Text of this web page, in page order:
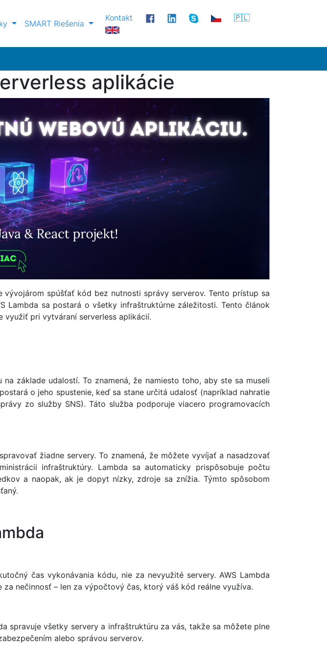
SMART Riešenia
Kontakt 🇵🇱
aplikácie
spúšťať kód bez nutnosti správy serverov. Tento prístup sa
Lambda sa postará o všetky infraštruktúrne záležitosti. Tento článok
využiť pri vytváraní serverless aplikácií.
základe udalostí. To znamená, že namiesto toho, aby ste sa museli
o jeho spustenie, keď sa stane určitá udalosť (napríklad nahratie
zo služby SNS). Táto služba podporuje viacero programovacích
žiadne servery. To znamená, že môžete vyvíjať a nasadzovať
infraštruktúry. Lambda sa automaticky prispôsobuje počtu
a naopak, ak je dopyt nízky, zdroje sa znížia. Týmto spôsobom
čas vykonávania kódu, nie za nevyužité servery. AWS Lambda
nečinnosť – len za výpočtový čas, ktorý váš kód reálne využíva.
spravuje všetky servery a infraštruktúru za vás, takže sa môžete plne
alebo správou serverov.